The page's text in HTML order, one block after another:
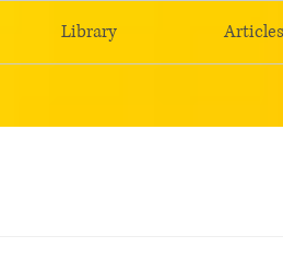
Library Articles